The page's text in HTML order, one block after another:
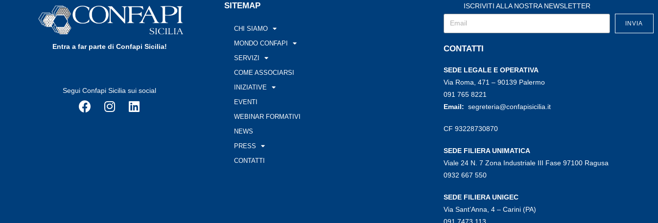
Entra a far parte di Confapi Sicilia!
Segui Confapi Sicilia sui social
SITEMAP
CHI SIAMO
MONDO CONFAPI
SERVIZI
COME ASSOCIARSI
INIZIATIVE
EVENTI
WEBINAR FORMATIVI
NEWS
PRESS
CONTATTI
ISCRIVITI ALLA NOSTRA NEWSLETTER
INVIA
CONTATTI
SEDE LEGALE E OPERATIVA
Via Roma, 471 – 90139 Palermo
091 765 8221
Email: segreteria@confapisicilia.it
CF 93228730870
SEDE FILIERA UNIMATICA
Viale 24 N. 7 Zona Industriale III Fase 97100 Ragusa
0932 667 550
SEDE FILIERA UNIGEC
Via Sant’Anna, 4 – Carini (PA)